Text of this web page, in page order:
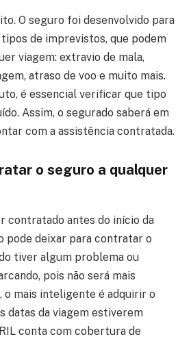
O seguro foi desenvolvido para
de imprevistos, que podem
viagem: extravio de mala,
atraso de voo e muito mais.
é essencial verificar que tipo
Assim, o segurado saberá em
com a assistência contratada.
o seguro a qualquer
contratado antes do início da
pode deixar para contratar o
tiver algum problema ou
pois não será mais
o mais inteligente é adquirir o
datas da viagem estiverem
conta com cobertura de